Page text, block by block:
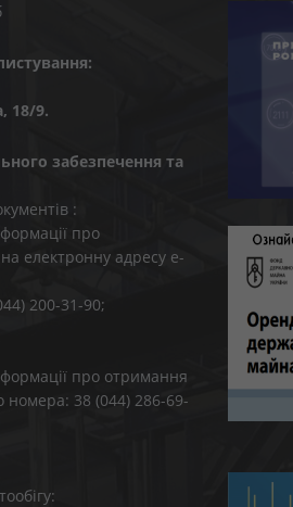
18/9.
забезпечення та
:
про
електронну адресу e-
200-31-90;
про отримання
номера: 38 (044) 286-69-